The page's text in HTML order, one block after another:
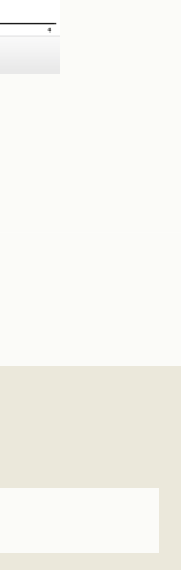
slide
slide